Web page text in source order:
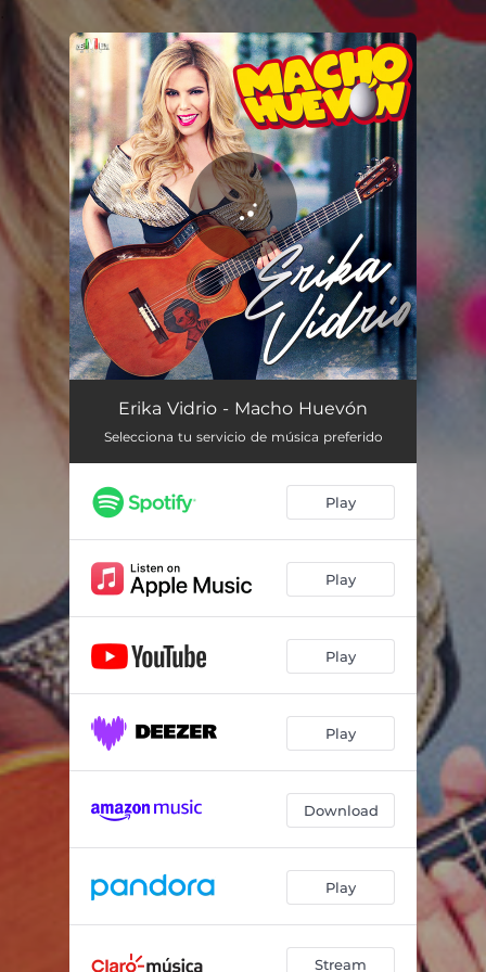
You're all set!
Macho Huevón 03:23
Erika Vidrio - Macho Huevón
Selecciona tu servicio de música preferido
Play
Play
Play
Play
Download
Play
Stream